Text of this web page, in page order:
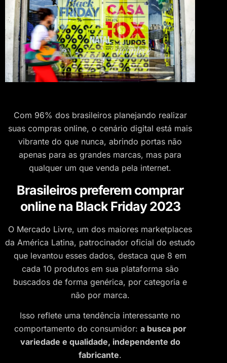
Com 96% dos brasileiros planejando realizar
suas compras online, o cenário digital está mais
vibrante do que nunca, abrindo portas não
apenas para as grandes marcas, mas para
qualquer um que venda pela internet.
Brasileiros preferem comprar
online na Black Friday 2023
O Mercado Livre, um dos maiores marketplaces
da América Latina, patrocinador oficial do estudo
que levantou esses dados, destaca que 8 em
cada 10 produtos em sua plataforma são
buscados de forma genérica, por categoria e
não por marca.
Isso reflete uma tendência interessante no
comportamento do consumidor: a busca por
variedade e qualidade, independente do
fabricante.